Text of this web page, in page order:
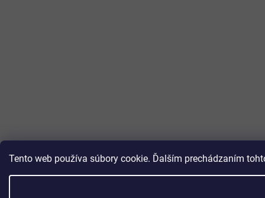
Tento web používa súbory cookie. Ďalším prechádzaním